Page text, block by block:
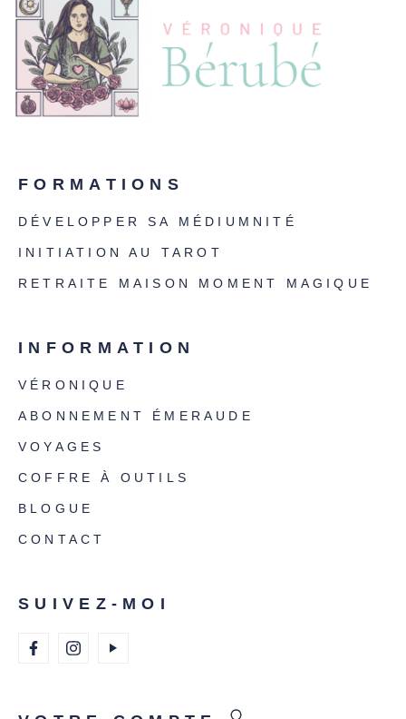
FORMATIONS
DÉVELOPPER SA MÉDIUMNITÉ
INITIATION AU TAROT
RETRAITE MAISON MOMENT MAGIQUE
INFORMATION
VÉRONIQUE
ABONNEMENT ÉMERAUDE
VOYAGES
COFFRE À OUTILS
BLOGUE
CONTACT
SUIVEZ-MOI